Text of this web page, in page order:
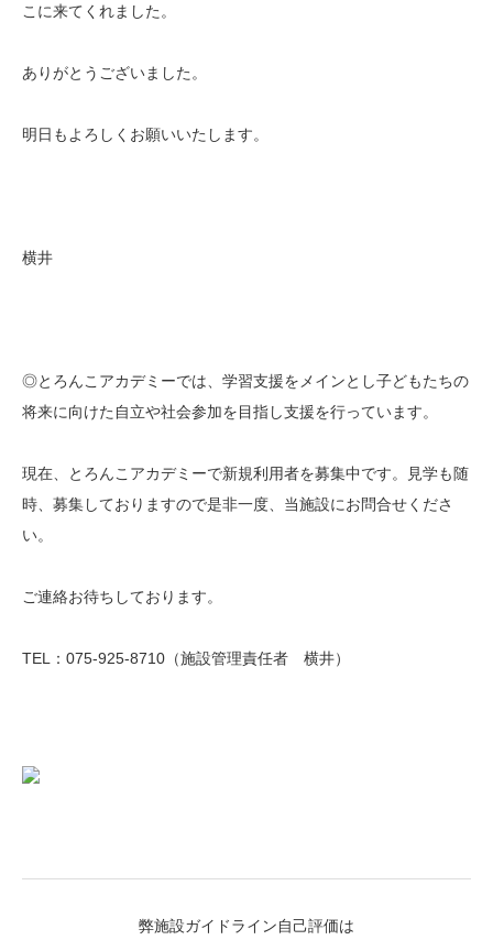
こに来てくれました。
ありがとうございました。
明日もよろしくお願いいたします。
横井
◎とろんこアカデミーでは、学習支援をメインとし子どもたちの
将来に向けた自立や社会参加を目指し支援を行っています。
現在、とろんこアカデミーで新規利用者を募集中です。見学も随
時、募集しておりますので是非一度、当施設にお問合せくださ
い。
ご連絡お待ちしております。
TEL：075‐925‐8710（施設管理責任者 横井）
弊施設ガイドライン自己評価は